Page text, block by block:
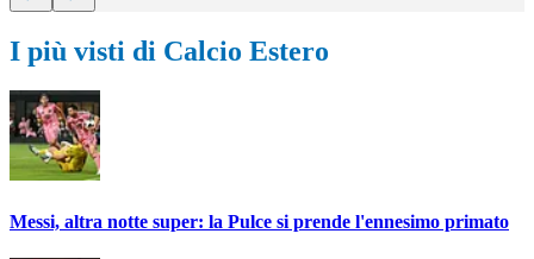
I più visti di Calcio Estero
Messi, altra notte super: la Pulce si prende l'ennesimo primato